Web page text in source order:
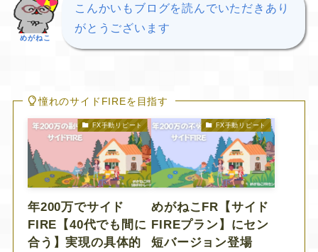
めがねこ
こんかいもブログを読んでいただきあり
がとうございます
憧れのサイドFIREを目指す
FX手動リピート
年200万でサイド
FIRE【40代でも間に
合う】実現の具体的
FX手動リピート
めがねこFR【サイド
FIREプラン】にセン
短バージョン登場